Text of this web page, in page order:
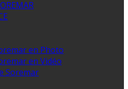
en Photo
en Vidéo
Soremar